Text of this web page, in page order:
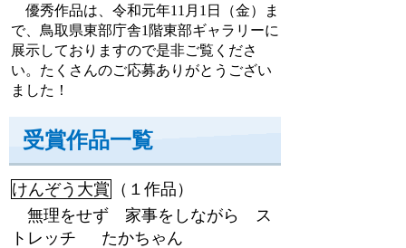
優秀作品は、令和元年11月1日（金）ま
で、鳥取県東部庁舎1階東部ギャラリーに
展示しておりますので是非ご覧くださ
い。たくさんのご応募ありがとうござい
ました！
受賞作品一覧
けんぞう大賞
（１作品）
無理をせず 家事をしながら ス
トレッチ たかちゃん